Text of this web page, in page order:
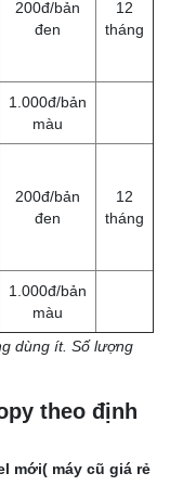
200đ/bản
đen
12
tháng
1.000đ/bản
màu
200đ/bản
đen
12
tháng
1.000đ/bản
màu
dùng ít. Số lượng
theo định
mới( máy cũ giá rẻ